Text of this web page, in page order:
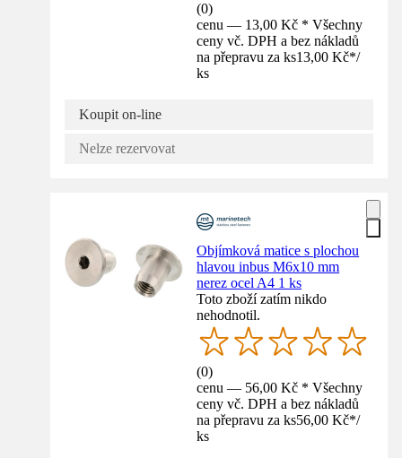
(0)
cenu — 13,00 Kč * Všechny
ceny vč. DPH a bez nákladů
na přepravu za ks13,00 Kč*/
ks
Koupit on-line
Nelze rezervovat
Objímková matice s plochou
hlavou inbus M6x10 mm
nerez ocel A4 1 ks
Toto zboží zatím nikdo
nehodnotil.
(0)
cenu — 56,00 Kč * Všechny
ceny vč. DPH a bez nákladů
na přepravu za ks56,00 Kč*/
ks